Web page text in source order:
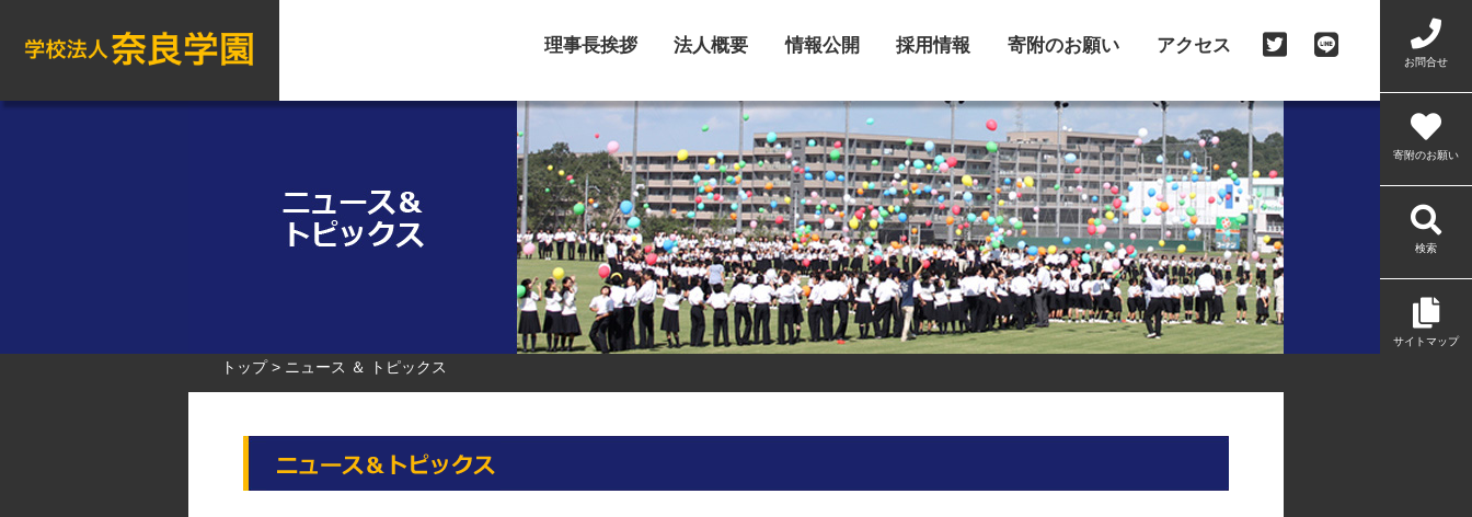
理事長挨拶 法人概要 情報公開 採用情報 寄附のお願い アクセス
お問合せ
寄附のお願い
検索
サイトマップ
トップ ニュース ＆ トピックス